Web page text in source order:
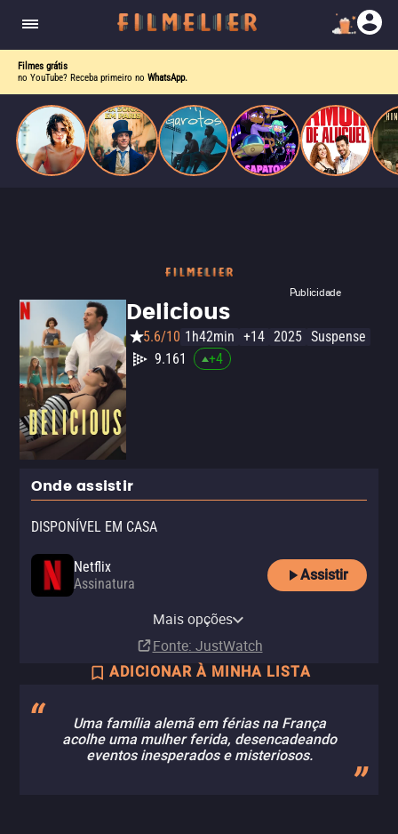
Filmes grátis
no YouTube? Receba primeiro no WhatsApp.
Publicidade
Delicious
5.6/10 1h42min +14 2025 Suspense
9.161
+4
Onde assistir
DISPONÍVEL EM CASA
Netflix
Assinatura
Assistir
Mais opções
Fonte: JustWatch
ADICIONAR À MINHA LISTA
Uma família alemã em férias na França
acolhe uma mulher ferida, desencadeando
eventos inesperados e misteriosos.
escrevia e a vida real começa a desaparecer.